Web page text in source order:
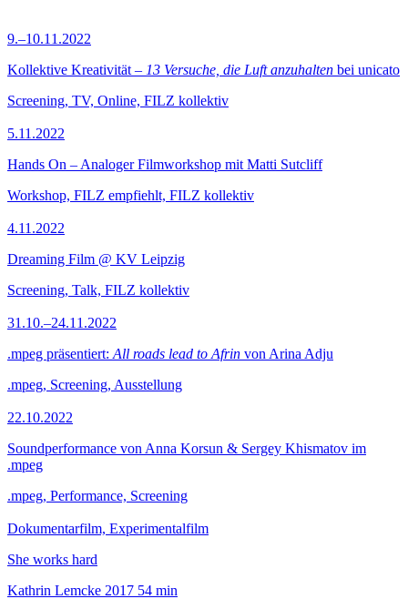
9.–10.11.2022
Kollektive Kreativität – 13 Versuche, die Luft anzuhalten bei unicato
Screening, TV, Online, FILZ kollektiv
5.11.2022
Hands On – Analoger Filmworkshop mit Matti Sutcliff
Workshop, FILZ empfiehlt, FILZ kollektiv
4.11.2022
Dreaming Film @ KV Leipzig
Screening, Talk, FILZ kollektiv
31.10.–24.11.2022
.mpeg präsentiert: All roads lead to Afrin von Arina Adju
.mpeg, Screening, Ausstellung
22.10.2022
Soundperformance von Anna Korsun & Sergey Khismatov im
.mpeg
.mpeg, Performance, Screening
Dokumentarfilm, Experimentalfilm
She works hard
Kathrin Lemcke 2017 54 min